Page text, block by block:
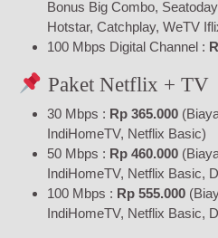
Bonus Big Combo,
Hotstar, Catchplay, WeTV
100 Mbps Digital Channel :
Paket Netflix + TV
30 Mbps : Rp 365.000
IndiHomeTV, Netflix Basic)
50 Mbps : Rp 460.000
IndiHomeTV, Netflix Basic,
100 Mbps : Rp 555.000
IndiHomeTV, Netflix Basic,